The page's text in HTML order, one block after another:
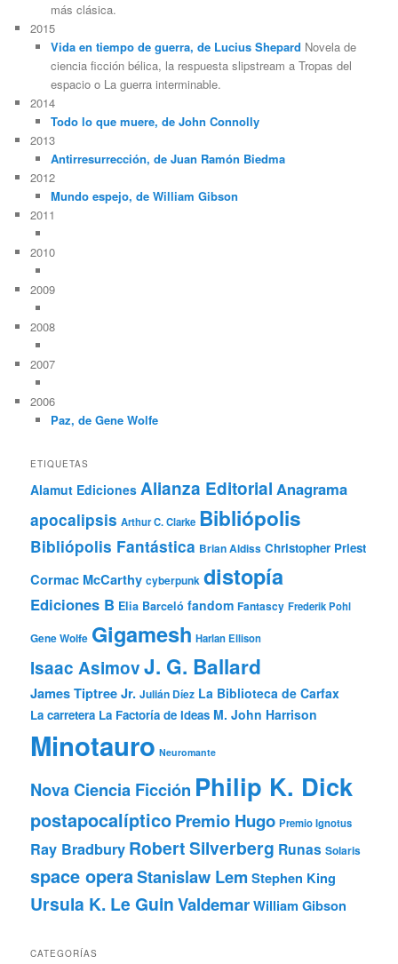
más clásica.
2015
Vida en tiempo de guerra, de Lucius Shepard Novela de
ciencia ficción bélica, la respuesta slipstream a Tropas del
espacio o La guerra interminable.
2014
Todo lo que muere, de John Connolly
2013
Antirresurrección, de Juan Ramón Biedma
2012
Mundo espejo, de William Gibson
2011
2010
2009
2008
2007
2006
Paz, de Gene Wolfe
ETIQUETAS
Alamut Ediciones Alianza Editorial Anagrama
apocalipsis Arthur C. Clarke Bibliópolis
Bibliópolis Fantástica Brian Aldiss Christopher Priest
Cormac McCarthy cyberpunk distopía
Ediciones B Elia Barceló fandom Fantascy Frederik Pohl
Gene Wolfe Gigamesh Harlan Ellison
Isaac AsimovJ. G. Ballard
James Tiptree Jr. Julián Díez La Biblioteca de Carfax
La carretera La Factoría de Ideas M. John Harrison
Minotauro Neuromante
Nova Ciencia Ficción Philip K. Dick
postapocalípticoPremio Hugo Premio Ignotus
Ray Bradbury Robert Silverberg Runas Solaris
space operaStanislaw Lem Stephen King
Ursula K. Le GuinValdemarWilliam Gibson
CATEGORÍAS